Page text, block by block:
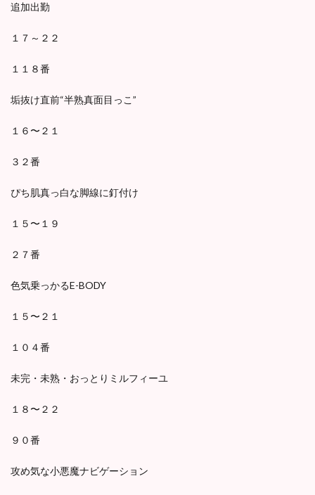
追加出勤
１７～２２
１１８番
垢抜け直前“半熟真面目っこ”
１６〜２１
３２番
ぴち肌真っ白な脚線に釘付け
１５〜１９
２７番
色気乗っかるE-BODY
１５〜２１
１０４番
未完・未熟・おっとりミルフィーユ
１８〜２２
９０番
攻め気な小悪魔ナビゲーション